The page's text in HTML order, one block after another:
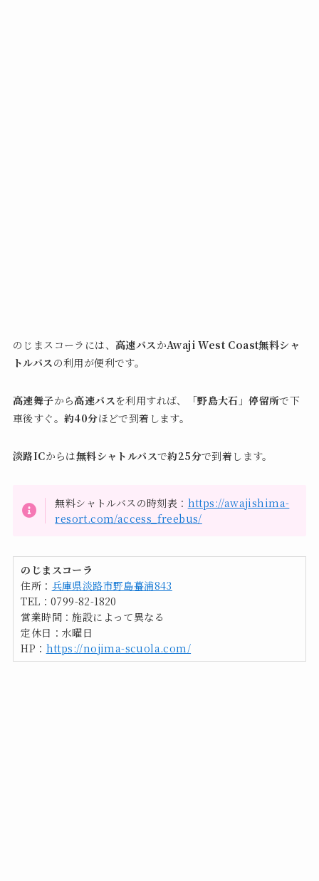
のじまスコーラには、 高速バスかAwaji West Coast無料シャ
トルバスの利用が便利です。
高速舞子から高速バスを利用すれば、 「野島大石」停留所で下
車後すぐ。 約40分ほどで到着します。
淡路ICからは無料シャトルバスで約25分で到着します。
無料シャトルバスの時刻表： https://awajishima-
resort.com/access_freebus/
のじまスコーラ
住所： 兵庫県淡路市野島蟇浦843
TEL：0799-82-1820
営業時間：施設によって異なる
定休日：水曜日
HP： https://nojima-scuola.com/